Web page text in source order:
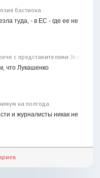
бастиона
туда, - в ЕС - где ее не
с представителями
что Лукашенко
на полгода
и журналисты никак не